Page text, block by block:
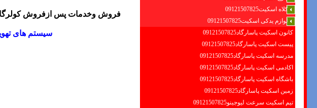
کلاه اسکیت09121507825
لوازم یدکی اسکیت09121507825
کانون اسکیت پاسارگاد09121507825
پیست اسکیت پاسارگاد09121507825
مدرسه اسکیت پاسارگاد09121507825
اکادمی اسکیت پاسارگاد09121507825
باشگاه اسکیت پاسارگاد09121507825
زمین اسکیت پاسارگاد09121507825
تیم اسکیت سرعت لیوجینو09121507825
فروش وخدمات پس ازفروش
سیستم های